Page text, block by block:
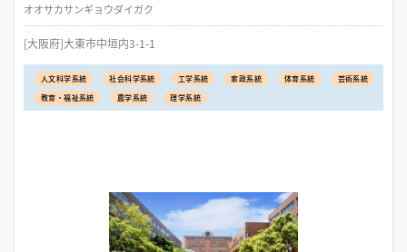
オオサカサンギョウダイガク
[大阪府]大東市中垣内3-1-1
人文科学系統 社会科学系統 工学系統 家政系統 体育系統
芸術系統
教育・福祉系統
農学系統 理学系統